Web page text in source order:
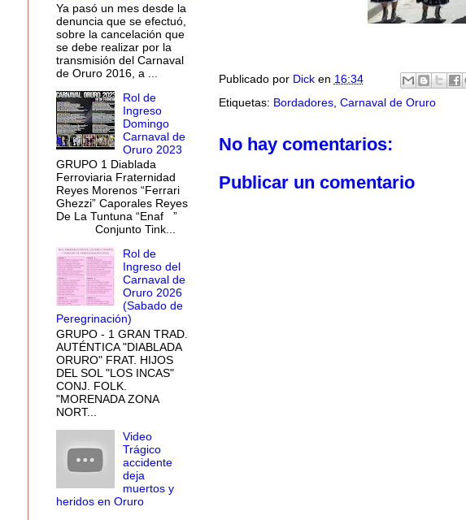
Publicado por Dick en 16:34
Etiquetas: Bordadores, Carnaval de Oruro
No hay comentarios:
Publicar un comentario
Ya pasó un mes desde la
denuncia que se efectuó,
sobre la cancelación que
se debe realizar por la
transmisión del Carnaval
de Oruro 2016, a ...
Rol de
Ingreso
Domingo
Carnaval de
Oruro 2023
GRUPO 1 Diablada
Ferroviaria Fraternidad
Reyes Morenos “Ferrari
Ghezzi” Caporales Reyes
De La Tuntuna “Enaf ”
Conjunto Tink...
Rol de
Ingreso del
Carnaval de
Oruro 2026
(Sabado de
Peregrinación)
GRUPO - 1 GRAN TRAD.
AUTÉNTICA "DIABLADA
ORURO" FRAT. HIJOS
DEL SOL "LOS INCAS"
CONJ. FOLK.
"MORENADA ZONA
NORT...
Video
Trágico
accidente
deja
muertos y
heridos en Oruro